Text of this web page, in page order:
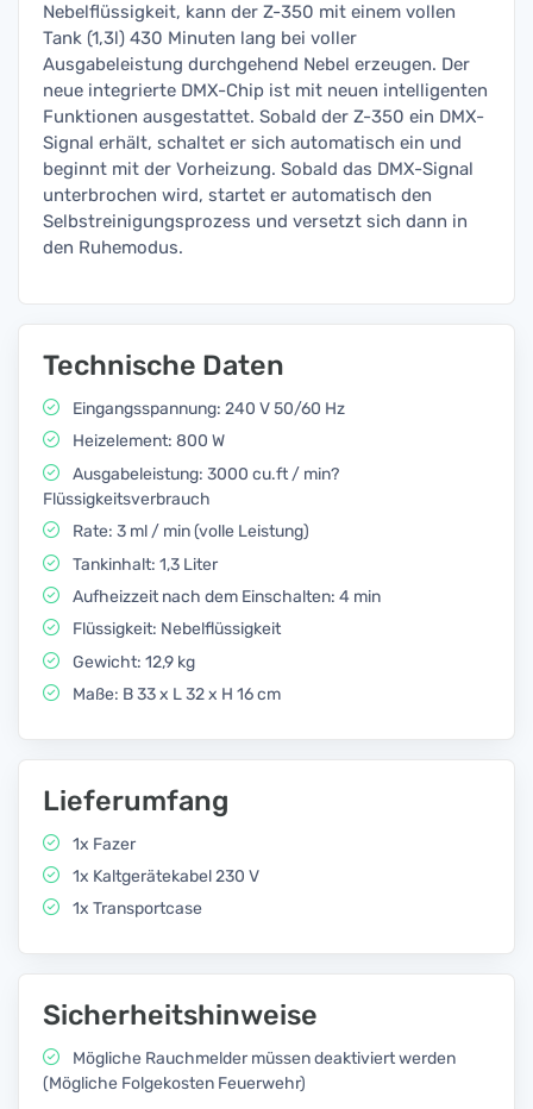
Nebelflüssigkeit, kann der Z-350 mit einem vollen
Tank (1,3l) 430 Minuten lang bei voller
Ausgabeleistung durchgehend Nebel erzeugen. Der
neue integrierte DMX-Chip ist mit neuen intelligenten
Funktionen ausgestattet. Sobald der Z-350 ein DMX-
Signal erhält, schaltet er sich automatisch ein und
beginnt mit der Vorheizung. Sobald das DMX-Signal
unterbrochen wird, startet er automatisch den
Selbstreinigungsprozess und versetzt sich dann in
den Ruhemodus.
Technische Daten
Eingangsspannung: 240 V 50/60 Hz
Heizelement: 800 W
Ausgabeleistung: 3000 cu.ft / min?
Flüssigkeitsverbrauch
Rate: 3 ml / min (volle Leistung)
Tankinhalt: 1,3 Liter
Aufheizzeit nach dem Einschalten: 4 min
Flüssigkeit: Nebelflüssigkeit
Gewicht: 12,9 kg
Maße: B 33 x L 32 x H 16 cm
Lieferumfang
1x Fazer
1x Kaltgerätekabel 230 V
1x Transportcase
Sicherheitshinweise
Mögliche Rauchmelder müssen deaktiviert werden
(Mögliche Folgekosten Feuerwehr)